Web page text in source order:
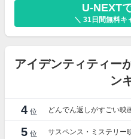
U-NEXT
＼ 31日間無料キ
アイデンティティー
ン
4 位 どんでん返しがすごい映
5 位 サスペンス・ミステリー